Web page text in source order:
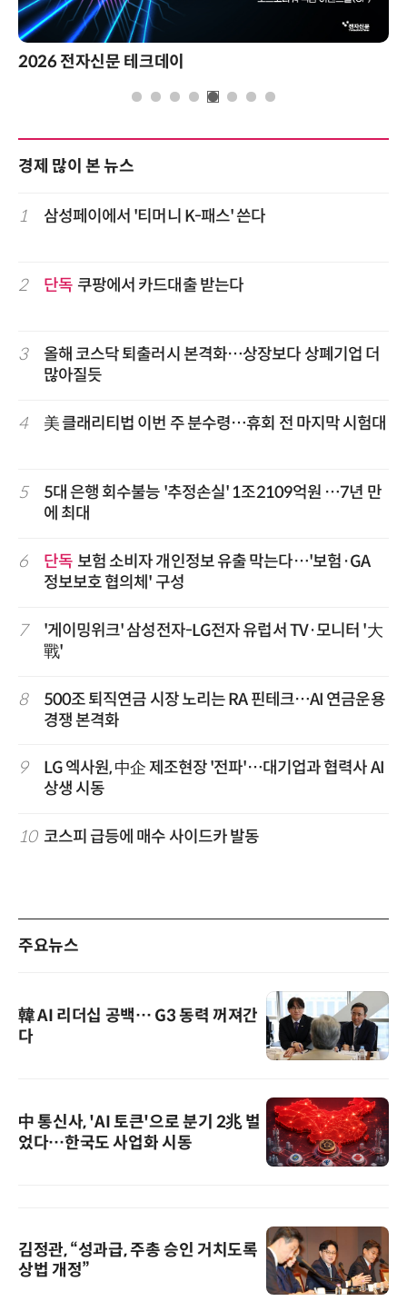
문 테크데이
경제 많이 본 뉴스
1 삼성페이에서 '티머니 K-패스' 쓴다
2 단독 쿠팡에서 카드대출 받는다
3
올해 코스닥 퇴출러시 본격화…상장보다 상폐기업 더
많아질듯
4 美 클래리티법 이번 주 분수령…휴회 전 마지막 시험대
5
5대 은행 회수불능 '추정손실' 1조2109억원 …7년 만
에 최대
6 단독 보험 소비자 개인정보 유출 막는다…'보험·GA
정보보호 협의체' 구성
7
'게이밍위크' 삼성전자-LG전자 유럽서 TV·모니터 '大
戰'
8
500조 퇴직연금 시장 노리는 RA 핀테크…AI 연금운용
경쟁 본격화
9
LG 엑사원, 中企 제조현장 '전파'…대기업과 협력사 AI
상생 시동
10 코스피 급등에 매수 사이드카 발동
주요뉴스
韓 AI 리더십 공백… G3 동력 꺼져간
다
中 통신사, 'AI 토큰'으로 분기 2兆 벌
었다…한국도 사업화 시동
김정관, “성과급, 주총 승인 거치도록
상법 개정”